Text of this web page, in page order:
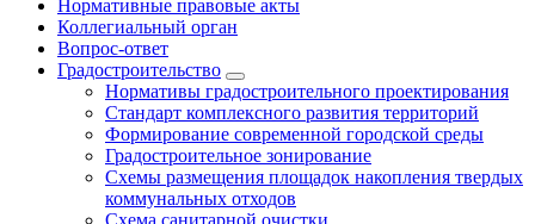
Нормативные правовые акты
Коллегиальный орган
Вопрос-ответ
Градостроительство
Нормативы градостроительного проектирования
Стандарт комплексного развития территорий
Формирование современной городской среды
Градостроительное зонирование
Схемы размещения площадок накопления твердых
коммунальных отходов